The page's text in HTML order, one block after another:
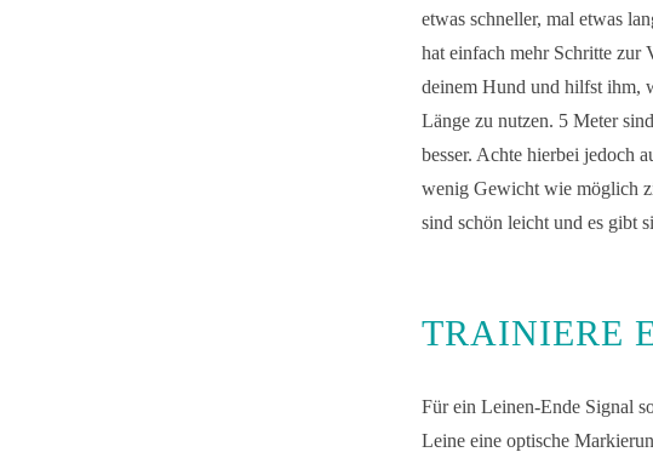
etwas schneller, mal etwas
hat einfach mehr Schritte zur
deinem Hund und hilfst ihm,
Länge zu nutzen. 5 Meter
besser. Achte hierbei jedoch
wenig Gewicht wie möglich
sind schön leicht und es gibt
TRAINIERE
Für ein Leinen-Ende Signal
Leine eine optische